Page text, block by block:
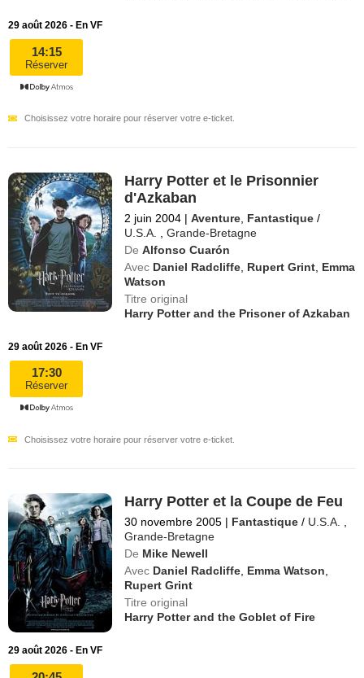
29 août 2026 - En VF
14:15
Réserver
Choisissez votre horaire pour réserver votre e-ticket.
Harry Potter et le Prisonnier
d'Azkaban
2 juin 2004 | Aventure Fantastique /
U.S.A.
,Grande-Bretagne
De Alfonso Cuarón
Avec Daniel Radcliffe Rupert Grint Emma
Watson
Titre original
Harry Potter and the Prisoner of Azkaban
29 août 2026 - En VF
17:30
Réserver
Choisissez votre horaire pour réserver votre e-ticket.
Harry Potter et la Coupe de Feu
30 novembre 2005 | Fantastique / U.S.A. ,
Grande-Bretagne
De Mike Newell
Avec Daniel Radcliffe, Emma Watson,
Rupert Grint
Titre original
Harry Potter and the Goblet of Fire
29 août 2026 - En VF